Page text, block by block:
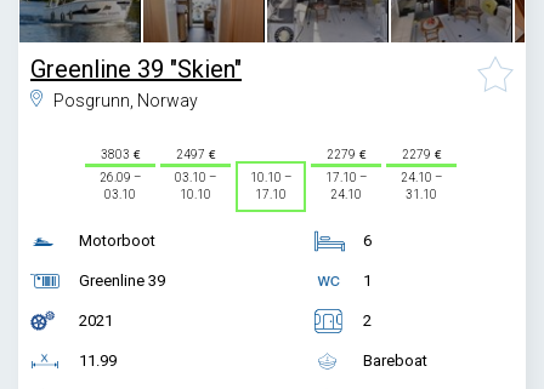
Greenline 39 "Skien"
Posgrunn, Norway
3803
26.09 –
03.10
2497
03.10 –
10.10
10.10 –
17.10
2279
17.10 –
24.10
2279
24.10 –
31.10
Motorboot
Greenline 39
2021
11.99
6
1
2
Bareboat